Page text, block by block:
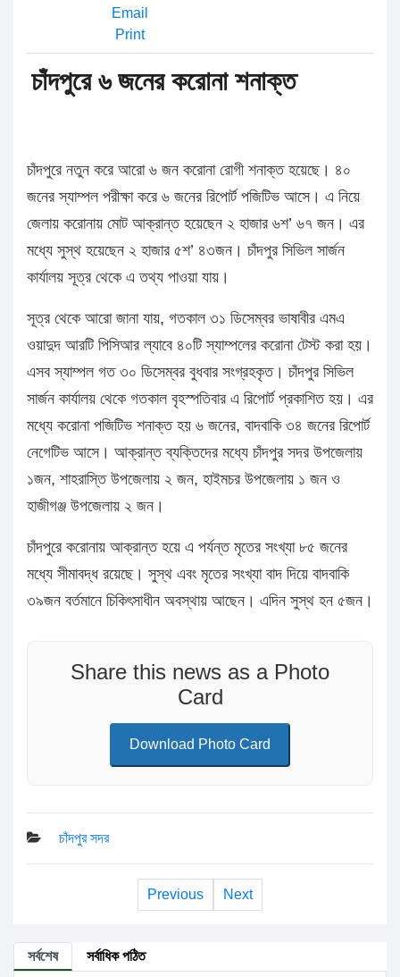
Email
Print
চাঁদপুরে ৬ জনের করোনা শনাক্ত
চাঁদপুরে নতুন করে আরো ৬ জন করোনা রোগী শনাক্ত হয়েছে। ৪০
জনের স্যাম্পল পরীক্ষা করে ৬ জনের রিপোর্ট পজিটিভ আসে। এ নিয়ে
জেলায় করোনায় মোট আক্রান্ত হয়েছেন ২ হাজার ৬শ’ ৬৭ জন। এর
মধ্যে সুস্থ হয়েছেন ২ হাজার ৫শ’ ৪৩জন। চাঁদপুর সিভিল সার্জন
কার্যালয় সূত্র থেকে এ তথ্য পাওয়া যায়।
সূত্র থেকে আরো জানা যায়, গতকাল ৩১ ডিসেম্বর ভাষাবীর এমএ
ওয়াদুদ আরটি পিসিআর ল্যাবে ৪০টি স্যাম্পলের করোনা টেস্ট করা হয়।
এসব স্যাম্পল গত ৩০ ডিসেম্বর বুধবার সংগ্রহকৃত। চাঁদপুর সিভিল
সার্জন কার্যালয় থেকে গতকাল বৃহস্পতিবার এ রিপোর্ট প্রকাশিত হয়। এর
মধ্যে করোনা পজিটিভ শনাক্ত হয় ৬ জনের, বাদবাকি ৩৪ জনের রিপোর্ট
নেগেটিভ আসে। আক্রান্ত ব্যক্তিদের মধ্যে চাঁদপুর সদর উপজেলায়
১জন, শাহরাস্তি উপজেলায় ২ জন, হাইমচর উপজেলায় ১ জন ও
হাজীগঞ্জ উপজেলায় ২ জন।
চাঁদপুরে করোনায় আক্রান্ত হয়ে এ পর্যন্ত মৃতের সংখ্যা ৮৫ জনের
মধ্যে সীমাবদ্ধ রয়েছে। সুস্থ এবং মৃতের সংখ্যা বাদ দিয়ে বাদবাকি
৩৯জন বর্তমানে চিকিৎসাধীন অবস্থায় আছেন। এদিন সুস্থ হন ৫জন।
Share this news as a Photo
Card
Download Photo Card
চাঁদপুর সদর
Previous Next
সর্বশেষ সর্বাধিক পঠিত